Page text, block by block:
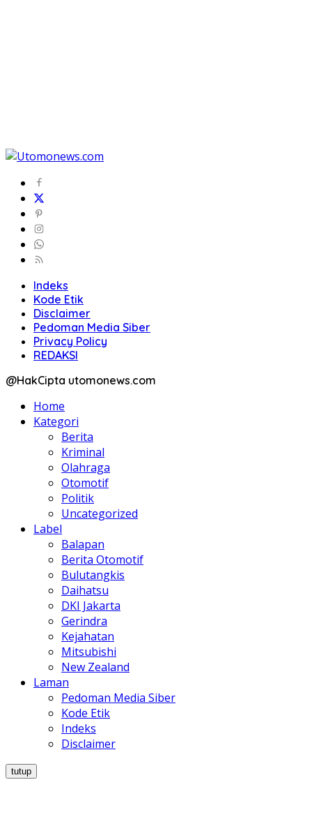
Indeks
Kode Etik
Disclaimer
Pedoman Media Siber
Privacy Policy
REDAKSI
@HakCipta utomonews.com
Home
Kategori
Berita
Kriminal
Olahraga
Otomotif
Politik
Uncategorized
Label
Balapan
Berita Otomotif
Bulutangkis
Daihatsu
DKI Jakarta
Gerindra
Kejahatan
Mitsubishi
New Zealand
Laman
Pedoman Media Siber
Kode Etik
Indeks
Disclaimer
tutup